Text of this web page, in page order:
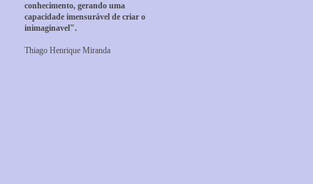
conhecimento, gerando uma
capacidade imensurável de criar o
inimaginavel".
Thiago Henrique Miranda